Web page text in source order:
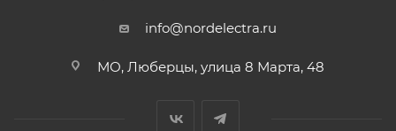
info@nordelectra.ru
МО, Люберцы, улица 8 Марта, 48